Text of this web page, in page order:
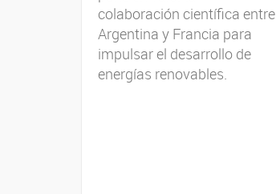
colaboración científica entre
Argentina y Francia para
impulsar el desarrollo de
energías renovables.